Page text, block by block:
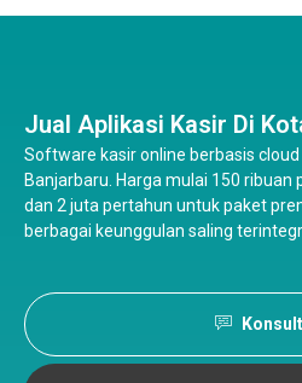
Jual Aplikasi Kasir Di
Software kasir online berbasis
Banjarbaru. Harga mulai 150 ribuan
dan 2 juta pertahun untuk paket
berbagai keunggulan saling